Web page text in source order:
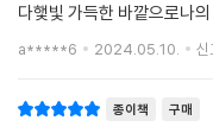
“이 세상은 자꾸만 우리에
긴다. 더 부자가 되고 싶어
다.”
다햋빛 가득한 바깥으로나
a*****6 2024.05.10. 신
종이책 구매